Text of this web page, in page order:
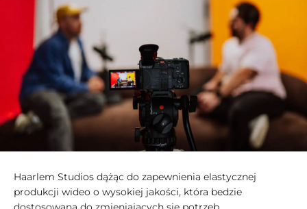
Haarlem Studios dążąc do zapewnienia elastycznej
produkcji wideo o wysokiej jakości, która bedzie